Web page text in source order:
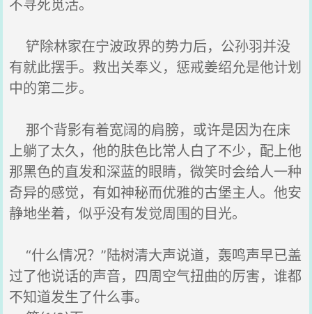
不寻死觅活。
铲除林家在宁波政界的势力后，公孙羽并没
有就此摆手。救出关奉义，惩戒姜绍允是他计划
中的第二步。
那个背影有着宽阔的肩膀，或许是因为在床
上躺了太久，他的肤色比常人白了不少，配上他
那黑色的直发和深蓝的眼睛，微笑时会给人一种
奇异的感觉，有如神秘而优雅的古堡主人。他安
静地坐着，似乎没有发觉周围的目光。
“什么情况？”陆树清大声说道，轰鸣声早已盖
过了他说话的声音，四周空气扭曲的厉害，谁都
不知道发生了什么事。